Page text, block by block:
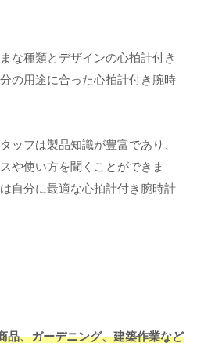
な種類とデザインの心拍計付き
の用途に合った心拍計付き腕時
ッフは製品知識が豊富であり、
や使い方を聞くことができま
自分に最適な心拍計付き腕時計
品、ガーデニング、建築作業など